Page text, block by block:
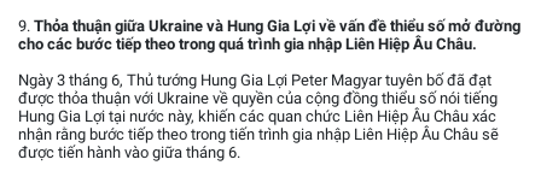
9. Thỏa thuận giữa Ukraine và Hung Gia Lợi về vấn đề thiểu số mở đường
cho các bước tiếp theo trong quá trình gia nhập Liên Hiệp Âu Châu.
Ngày 3 tháng 6, Thủ tướng Hung Gia Lợi Peter Magyar tuyên bố đã đạt
được thỏa thuận với Ukraine về quyền của cộng đồng thiểu số nói tiếng
Hung Gia Lợi tại nước này, khiến các quan chức Liên Hiệp Âu Châu xác
nhận rằng bước tiếp theo trong tiến trình gia nhập Liên Hiệp Âu Châu sẽ
được tiến hành vào giữa tháng 6.